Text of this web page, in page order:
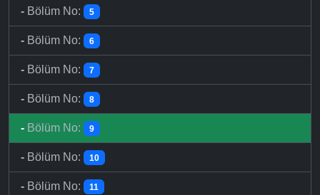
- Bölüm No: 5
- Bölüm No: 6
- Bölüm No: 7
- Bölüm No: 8
- Bölüm No: 9
- Bölüm No: 10
- Bölüm No: 11